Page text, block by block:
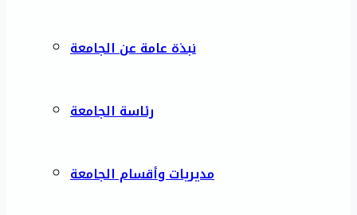
نبذة عامة عن الجامعة
رئاسة الجامعة
مديريات وأقسام الجامعة